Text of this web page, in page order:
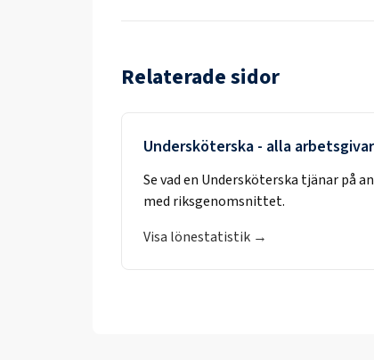
Relaterade sidor
Undersköterska - alla
Se vad en Undersköterska tjänar på
med riksgenomsnittet.
Visa lönestatistik →